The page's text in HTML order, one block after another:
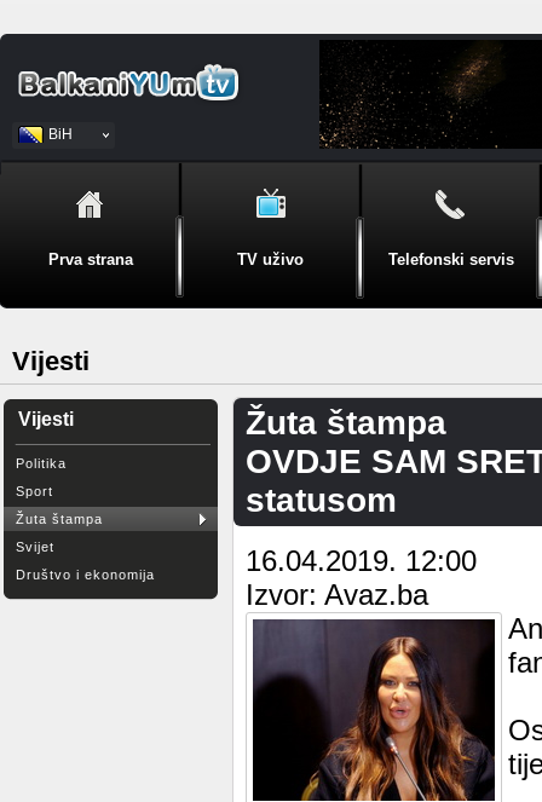
BiH
Srpski
Prva strana TV uživo Telefonski servis
Vijesti
Vijesti
Politika
Sport
Žuta štampa
Svijet
Društvo i ekonomija
Žuta štampa
OVDJE SAM
statusom
16.04.2019. 12:00
Izvor: Avaz.ba